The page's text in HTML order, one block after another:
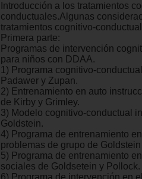
Introducción a los tratamientos
conductuales.Algunas
tratamientos cognitivo-
Primera parte:
Programas de intervención
para niños con DDAA.
1) Programa cognitivo-
Padawer y Zupan.
2) Entrenamiento en auto
de Kirby y Grimley.
3) Modelo cognitivo-conductual
Goldstein.
4) Programa de entrenamiento
problemas de grupo de
5) Programa de entrenamiento
sociales de Goldsetein y Pollock.